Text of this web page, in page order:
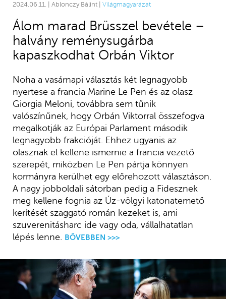
2024.06.11. | Ablonczy Bálint | Világmagyarázat
Álom marad Brüsszel bevétele –
halvány reménysugárba
kapaszkodhat Orbán Viktor
Noha a vasárnapi választás két legnagyobb
nyertese a francia Marine Le Pen és az olasz
Giorgia Meloni, továbbra sem tűnik
valószínűnek, hogy Orbán Viktorral összefogva
megalkotják az Európai Parlament második
legnagyobb frakcióját. Ehhez ugyanis az
olasznak el kellene ismernie a francia vezető
szerepét, miközben Le Pen pártja könnyen
kormányra kerülhet egy előrehozott választáson.
A nagy jobboldali sátorban pedig a Fidesznek
meg kellene fognia az Úz-völgyi katonatemető
kerítését szaggató román kezeket is, ami
szuverenitásharc ide vagy oda, vállalhatatlan
lépés lenne.
BŐVEBBEN >>>